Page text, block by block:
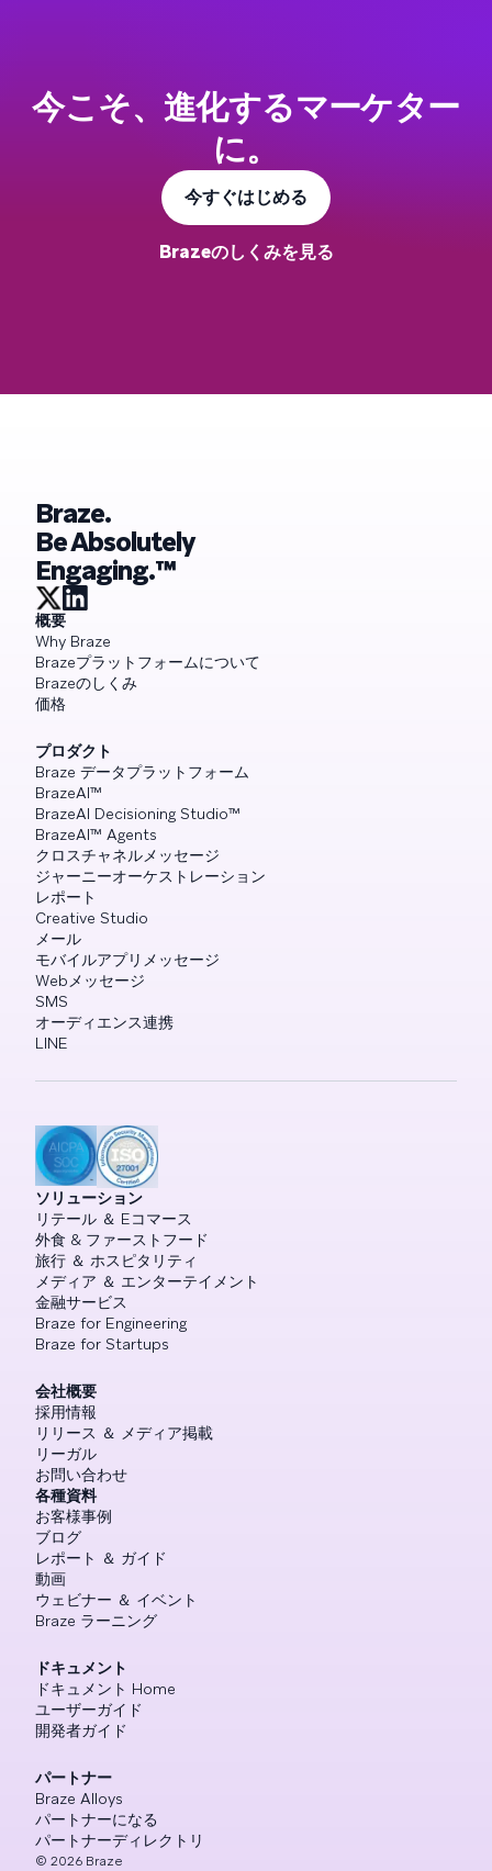
今こそ、進化するマーケター
に。
今すぐはじめる
Brazeのしくみを見る
Braze.
Be Absolutely
Engaging.™
概要
Why Braze
Brazeプラットフォームについて
Brazeのしくみ
価格
プロダクト
Braze データプラットフォーム
BrazeAI™
BrazeAI Decisioning Studio™
BrazeAI™ Agents
クロスチャネルメッセージ
ジャーニーオーケストレーション
レポート
Creative Studio
メール
モバイルアプリメッセージ
Webメッセージ
SMS
オーディエンス連携
LINE
ソリューション
リテール ＆ Eコマース
外食 & ファーストフード
旅行 ＆ ホスピタリティ
メディア ＆ エンターテイメント
金融サービス
Braze for Engineering
Braze for Startups
会社概要
採用情報
リリース ＆ メディア掲載
リーガル
お問い合わせ
各種資料
お客様事例
ブログ
レポート ＆ ガイド
動画
ウェビナー ＆ イベント
Braze ラーニング
ドキュメント
ドキュメント Home
ユーザーガイド
開発者ガイド
パートナー
Braze Alloys
パートナーになる
パートナーディレクトリ
© 2026 Braze